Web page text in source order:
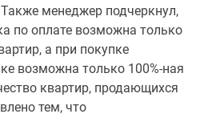
менеджер подчеркнул,
по оплате возможна только
а при покупке
возможна только 100%-ная
квартир, продающихся
тем, что